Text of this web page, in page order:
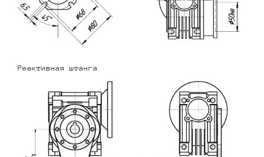
Реактивная штанга